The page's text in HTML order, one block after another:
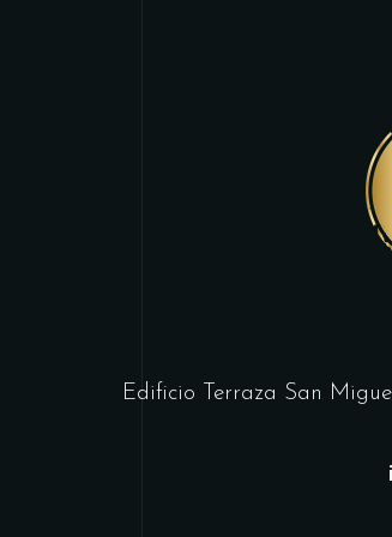
Edificio Terraza San